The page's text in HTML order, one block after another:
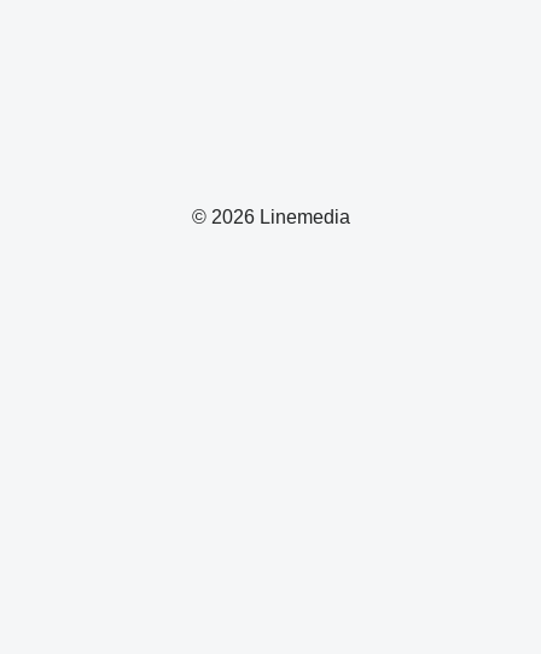
© 2026 Linemedia